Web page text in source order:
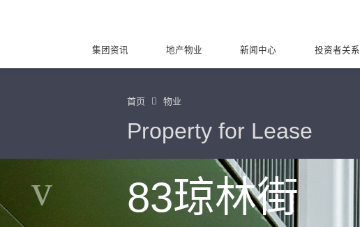
集团资讯 地产物业 新闻中心 投资者关系
首页 物业
Property for Lease
83琼林街